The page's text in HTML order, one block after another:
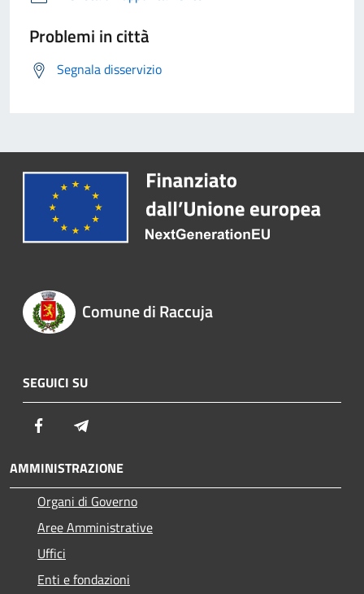
Problemi in città
Segnala disservizio
Comune di Raccuja
SEGUICI SU
Facebook
AMMINISTRAZIONE
Organi di Governo
Aree Amministrative
Uffici
Enti e fondazioni